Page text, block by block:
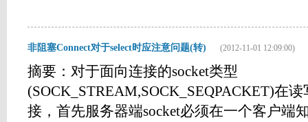
非阻塞Connect对于select时应注意问题(转) (2012-11-01 12:09:00)
摘要：对于面向连接的socket类型
(SOCK_STREAM,SOCK_SEQPACKET)在
接，首先服务器端socket必须在一个客户端